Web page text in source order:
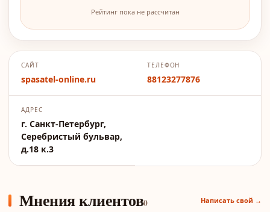
Рейтинг пока не рассчитан
САЙТ
spasatel-online.ru
ТЕЛЕФОН
88123277876
АДРЕС
г. Санкт-Петербург,
Серебристый бульвар,
д.18 к.3
Мнения клиентов0 Написать свой →